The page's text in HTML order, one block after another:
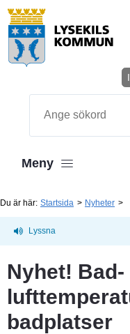
Meny
Du är här: Startsida Nyheter
Lyssna
Nyhet! Bad-
badplatser